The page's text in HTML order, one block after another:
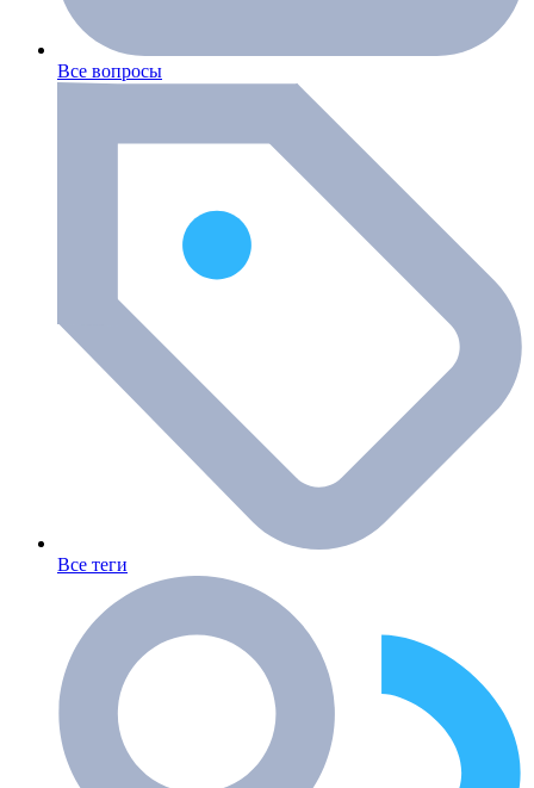
Все вопросы
Все теги